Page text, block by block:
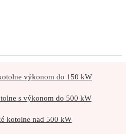
výkonom do 150 kW
s výkonom do 500 kW
kotolne nad 500 kW